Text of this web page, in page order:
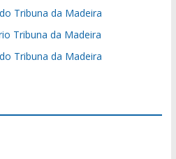
Tribuna da Madeira
Tribuna da Madeira
Tribuna da Madeira